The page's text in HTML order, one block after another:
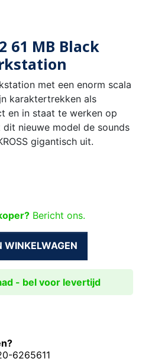
61 MB Black
met een enorm scala
karaktertrekken als
en in staat te werken op
nieuwe model de sounds
gigantisch uit.
Bericht ons.
WINKELWAGEN
- bel voor levertijd
6265611